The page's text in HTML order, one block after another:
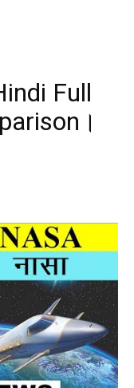
Full